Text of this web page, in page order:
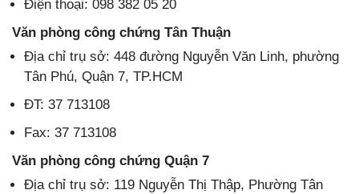
Điện thoại: 098 382 05 20
Văn phòng công chứng Tân Thuận
Địa chỉ trụ sở: 448 đường Nguyễn Văn Linh, phường
Tân Phú, Quận 7, TP.HCM
ĐT: 37 713108
Fax: 37 713108
Văn phòng công chứng Quận 7
Địa chỉ trụ sở: 119 Nguyễn Thị Thập, Phường Tân